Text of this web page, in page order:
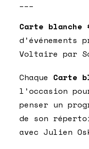
Carte blanche
d’événements
Voltaire par
Chaque Carte
l’occasion
penser un
de son
avec Julien